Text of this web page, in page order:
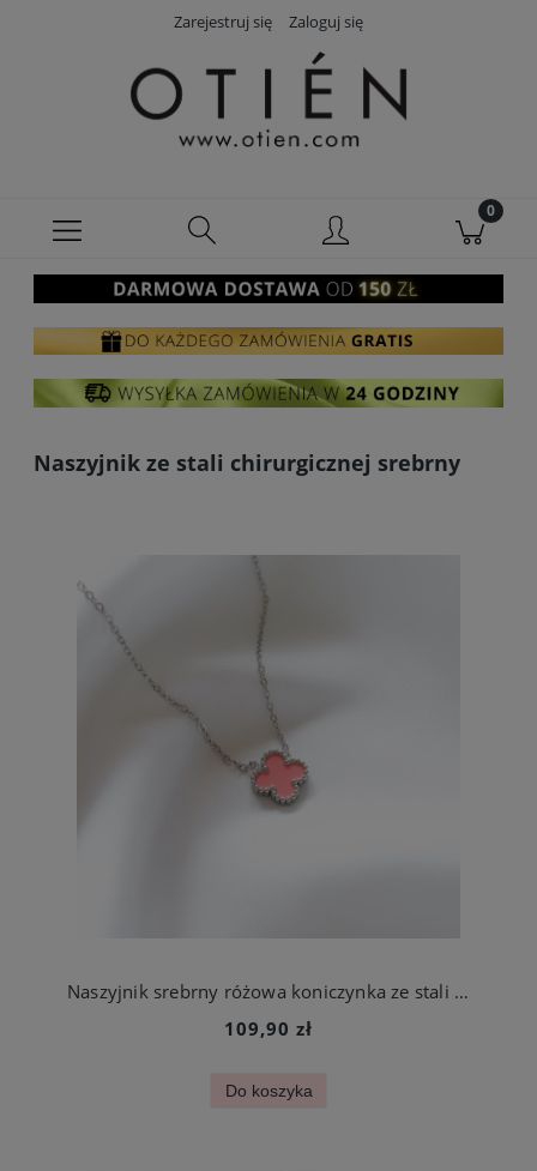
Zarejestruj się Zaloguj się
Naszyjnik ze stali chirurgicznej srebrny
Naszyjnik srebrny różowa koniczynka ze stali jubilerskiej
109,90 zł
Do koszyka